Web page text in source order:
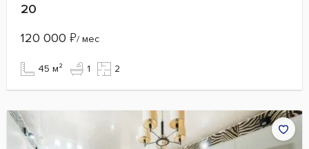
20
120 000 ₽/ мес
45 м² 1 2